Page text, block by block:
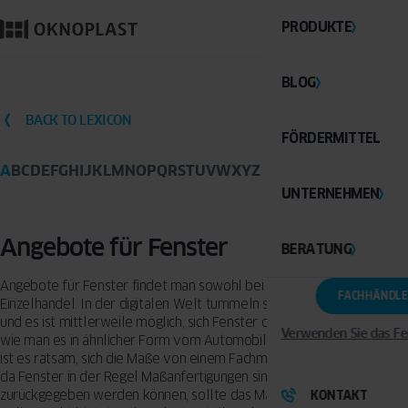
PRODUKTE
BLOG
FÖRDERMITTEL
UNTERNEHMEN
BERATUNG
Verwenden Sie das
KONTAKT
BACK TO LEXICON
ABCDEFGHIJKLMNOPQRSTUVWXYZ
Angebote für Fenster
Angebote für Fenster findet man sowohl bei Herstellern als auch im
Einzelhandel. In der digitalen Welt tummeln sich die Onlineangebote
und es ist mittlerweile möglich, sich Fenster online zu konfigurieren,
wie man es in ähnlicher Form vom Automobilmarkt kennt. Allerdings
ist es ratsam, sich die Maße von einem Fachmann ermitteln zu lassen,
da Fenster in der Regel Maßanfertigungen sind und nicht einfach
zurückgegeben werden können, sollte das Maß nicht stimmen. Der